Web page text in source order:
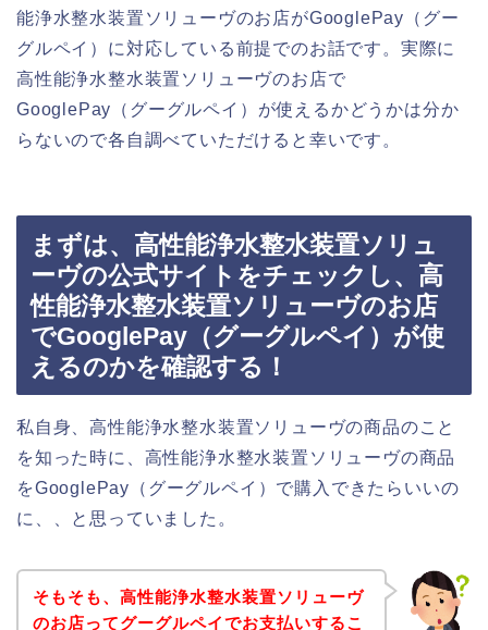
能浄水整水装置ソリューヴのお店がGooglePay（グー
グルペイ）に対応している前提でのお話です。実際に
高性能浄水整水装置ソリューヴのお店で
GooglePay（グーグルペイ）が使えるかどうかは分か
らないので各自調べていただけると幸いです。
まずは、高性能浄水整水装置ソリュ
ーヴの公式サイトをチェックし、高
性能浄水整水装置ソリューヴのお店
でGooglePay（グーグルペイ）が使
えるのかを確認する！
私自身、高性能浄水整水装置ソリューヴの商品のこと
を知った時に、高性能浄水整水装置ソリューヴの商品
をGooglePay（グーグルペイ）で購入できたらいいの
に、、と思っていました。
そもそも、高性能浄水整水装置ソリューヴ
のお店ってグーグルペイでお支払いするこ